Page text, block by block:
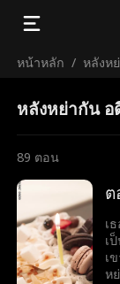
หน้าหลัก / หลังห
หลังหย่ากัน อ
89 ตอน
ต
เ
เ
เ
ห